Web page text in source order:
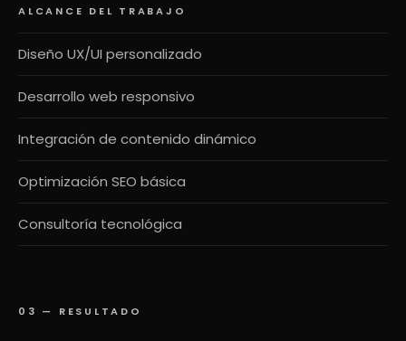
ALCANCE DEL TRABAJO
Diseño UX/UI personalizado
Desarrollo web responsivo
Integración de contenido dinámico
Optimización SEO básica
Consultoría tecnológica
03 — RESULTADO